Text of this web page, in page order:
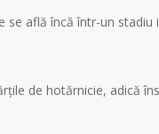
află încă într-un stadiu
de hotărnicie, adică